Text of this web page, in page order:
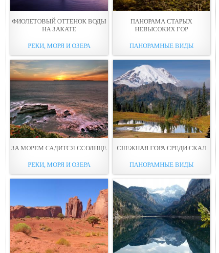
ФИОЛЕТОВЫЙ ОТТЕНОК ВОДЫ
НА ЗАКАТЕ
РЕКИ, МОРЯ И ОЗЕРА
ПАНОРАМА СТАРЫХ
НЕВЫСОКИХ ГОР
ПАНОРАМНЫЕ ВИДЫ
ЗА МОРЕМ САДИТСЯ ССОЛНЦЕ
РЕКИ, МОРЯ И ОЗЕРА
СНЕЖНАЯ ГОРА СРЕДИ СКАЛ
ПАНОРАМНЫЕ ВИДЫ